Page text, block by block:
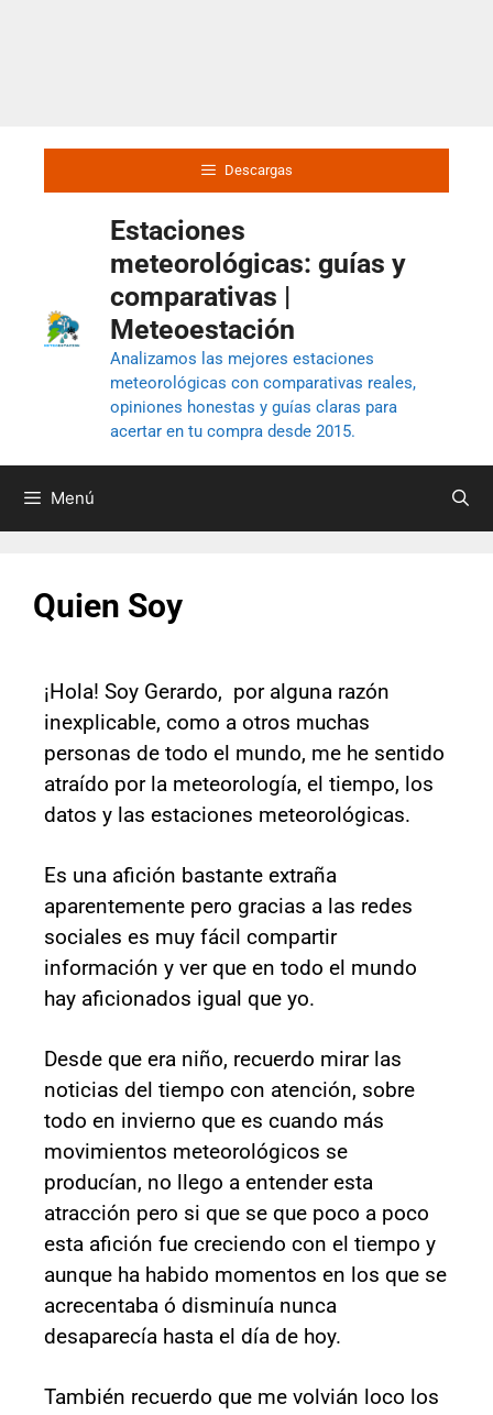
Descargas
Estaciones
meteorológicas: guías y
comparativas |
Meteoestación
Analizamos las mejores estaciones
meteorológicas con comparativas reales,
opiniones honestas y guías claras para
acertar en tu compra desde 2015.
Menú
Quien Soy
¡Hola! Soy Gerardo, por alguna razón
inexplicable, como a otros muchas
personas de todo el mundo, me he sentido
atraído por la meteorología, el tiempo, los
datos y las estaciones meteorológicas.
Es una afición bastante extraña
aparentemente pero gracias a las redes
sociales es muy fácil compartir
información y ver que en todo el mundo
hay aficionados igual que yo.
Desde que era niño, recuerdo mirar las
noticias del tiempo con atención, sobre
todo en invierno que es cuando más
movimientos meteorológicos se
producían, no llego a entender esta
atracción pero si que se que poco a poco
esta afición fue creciendo con el tiempo y
aunque ha habido momentos en los que se
acrecentaba ó disminuía nunca
desaparecía hasta el día de hoy.
También recuerdo que me volvián loco los